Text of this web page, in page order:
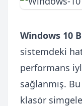
Windows 10
sistemdeki
performans
sağlanmış.
klasör